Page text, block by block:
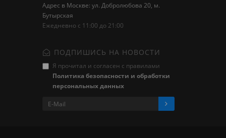
Адрес в Москве: ул. Добролюбова 20, м.
Бутырская
Ежедневно с 11:00 до 21:00
ПОДПИШИСЬ НА НОВОСТИ
Я прочитал и согласен с правилами
Политика безопасности и обработки
персональных данных